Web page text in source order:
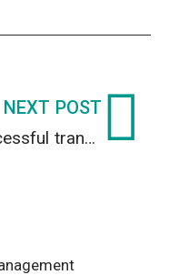
NEXT POST
Successful transportation of the radiation source for further processing and recycling